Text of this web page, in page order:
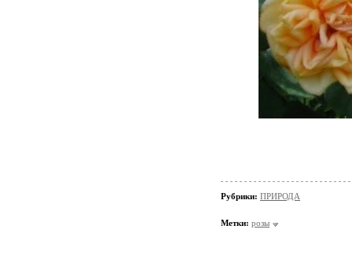
Рубрики: ПРИРОДА
Метки: розы